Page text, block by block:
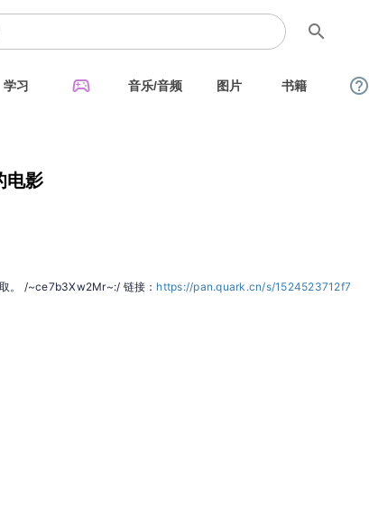
search
学习 sports_esports 音乐/音频 图片 书籍 help_outline
电影
。 /~ce7b3Xw2Mr~:/ 链接： https://pan.quark.cn/s/1524523712f7